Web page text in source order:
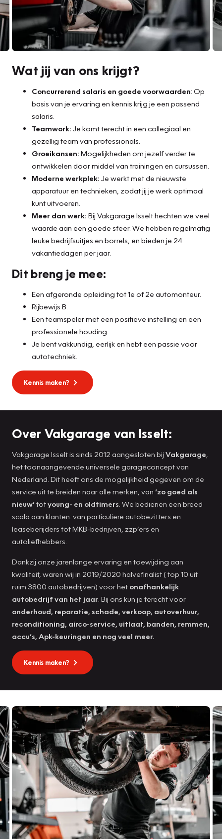
Wat jij van ons krijgt?
Concurrerend salaris en goede voorwaarden: Op
basis van je ervaring en kennis krijg je een passend
salaris.
Teamwork: Je komt terecht in een collegiaal en
gezellig team van professionals.
Groeikansen: Mogelijkheden om jezelf verder te
ontwikkelen door middel van trainingen en cursussen.
Moderne werkplek: Je werkt met de nieuwste
apparatuur en technieken, zodat jij je werk optimaal
kunt uitvoeren.
Meer dan werk: Bij Vakgarage Isselt hechten we veel
waarde aan een goede sfeer. We hebben regelmatig
leuke bedrijfsuitjes en borrels, en bieden je 24
vakantiedagen per jaar.
Dit breng je mee:
Een afgeronde opleiding tot 1e of 2e automonteur.
Rijbewijs B.
Een teamspeler met een positieve instelling en een
professionele houding.
Je bent vakkundig, eerlijk en hebt een passie voor
autotechniek.
Kennis maken?
Over Vakgarage van Isselt:
Vakgarage Isselt is sinds 2012 aangesloten bij Vakgarage
het toonaangevende universele garageconcept van
Nederland. Dit heeft ons de mogelijkheid gegeven om de
service uit te breiden naar alle merken, van ‘zo goed als
nieuw’totyoung- en oldtimers . We bedienen een breed
scala aan klanten: van particuliere autobezitters en
leaseberijders tot MKB-bedrijven, zzp’ers en
autoliefhebbers.
Dankzij onze jarenlange ervaring en toewijding aan
kwaliteit, waren wij in 2019/2020 halvefinalist ( top 10 uit
ruim 3800 autobedrijven) voor het onafhankelijk
autobedrijf van het jaar . Bij ons kun je terecht voor
onderhoud, reparatie, schade, verkoop, autoverhuur,
reconditioning, airco-service, uitlaat, banden, remmen,
accu’s, Apk-keuringen en nog veel meer.
Kennis maken?